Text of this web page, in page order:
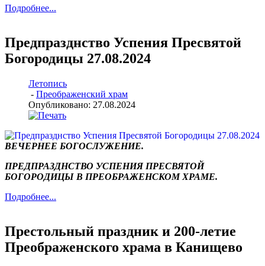
Подробнее...
Предпразднство Успения Пресвятой
Богородицы 27.08.2024
Летопись
- Преображенский храм
Опубликовано: 27.08.2024
ВЕЧЕРНЕЕ БОГОСЛУЖЕНИЕ.
ПРЕДПРАЗДНСТВО УСПЕНИЯ ПРЕСВЯТОЙ
БОГОРОДИЦЫ В ПРЕОБРАЖЕНСКОМ ХРАМЕ.
Подробнее...
Престольный праздник и 200-летие
Преображенского храма в Канищево